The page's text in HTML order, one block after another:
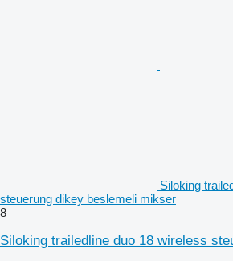
Siloking
steuerung dikey beslemeli mikser
8
Siloking trailedline duo 18 wireless